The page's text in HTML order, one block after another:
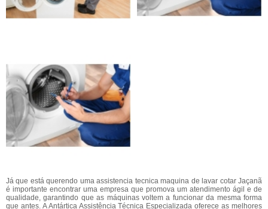
Já que está querendo uma assistencia tecnica maquina de lavar cotar Jaçanã
é importante encontrar uma empresa que promova um atendimento ágil e de
qualidade, garantindo que as máquinas voltem a funcionar da mesma forma
que antes. A Antártica Assistência Técnica Especializada oferece as melhores